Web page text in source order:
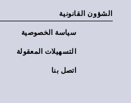
الشؤون القانونية
سياسة الخصوصية
التسهيلات المعقولة
اتصل بنا